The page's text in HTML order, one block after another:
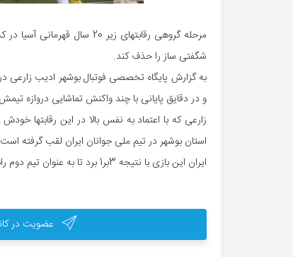
شگفتی ساز را حذف کند.
به گزارش پایگاه تخصصی فوتبال بوشهر ادیب زارعی
و در دقایق پایانی با چند واکنش تماشایی دروازه
زارعی که با اعتماد به نفس بالا در این رقابتها
استان بوشهر در تیم ملی جوانان ایران لقب گرفته
ایران این بازی با نتیجه 3بر1 برد تا به عنوان تیم دوم راهی مرحله بعدی و حذفی شود.
عضویت در